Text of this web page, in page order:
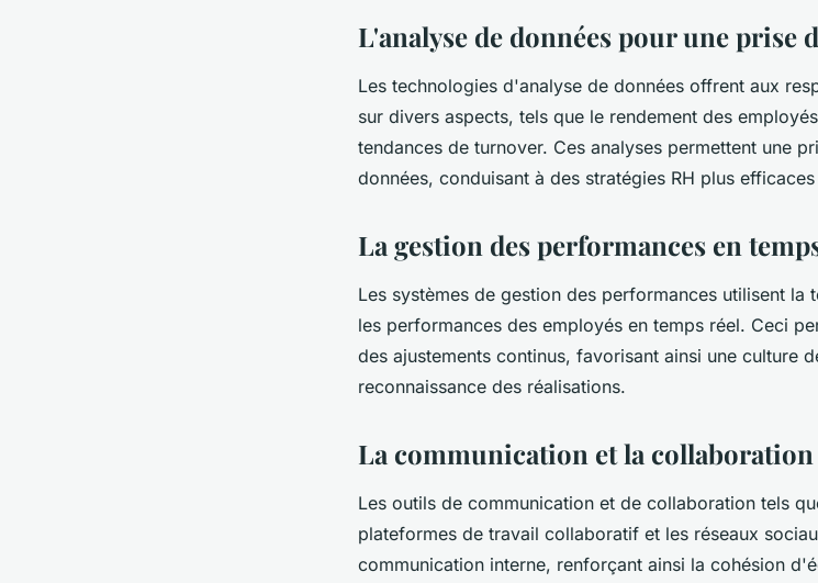
L'analyse de données pour une prise
Les technologies d'analyse de données offrent aux
sur divers aspects, tels que le rendement des
tendances de turnover. Ces analyses permettent une
données, conduisant à des stratégies RH plus
La gestion des performances en
Les systèmes de gestion des performances utilisent la
les performances des employés en temps réel. Ceci
des ajustements continus, favorisant ainsi une culture
reconnaissance des réalisations.
La communication et la
Les outils de communication et de collaboration tels
plateformes de travail collaboratif et les réseaux
communication interne, renforçant ainsi la cohésion